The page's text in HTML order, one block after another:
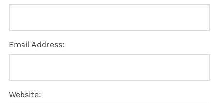
Email Address:
Website: